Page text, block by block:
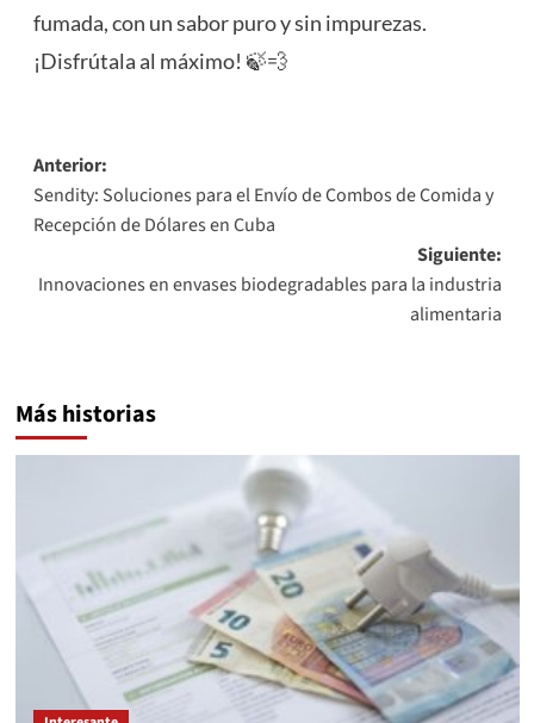
fumada, con un sabor puro y sin impurezas.
¡Disfrútala al máximo! 🍃💨
Navegación
de
entradas
Anterior:
Sendity: Soluciones para el Envío de Combos de Comida y
Recepción de Dólares en Cuba
Siguiente:
Innovaciones en envases biodegradables para la industria
alimentaria
Más historias